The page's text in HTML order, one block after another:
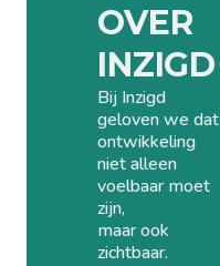
OVER
INZIGD
Bij Inzigd
geloven we dat
ontwikkeling
niet alleen
voelbaar moet
zijn,
maar ook
zichtbaar.